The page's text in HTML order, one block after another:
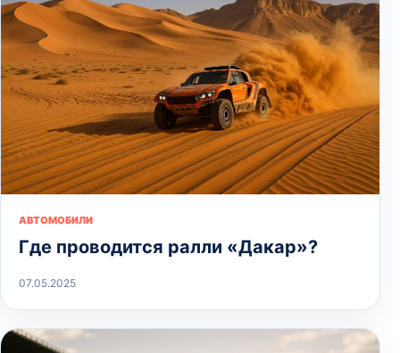
АВТОМОБИЛИ
Где проводится ралли «Дакар»?
07.05.2025